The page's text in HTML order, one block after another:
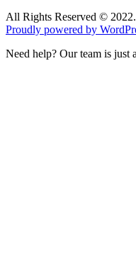
All Rights Reserved ©
Proudly powered by
Need help? Our team is just